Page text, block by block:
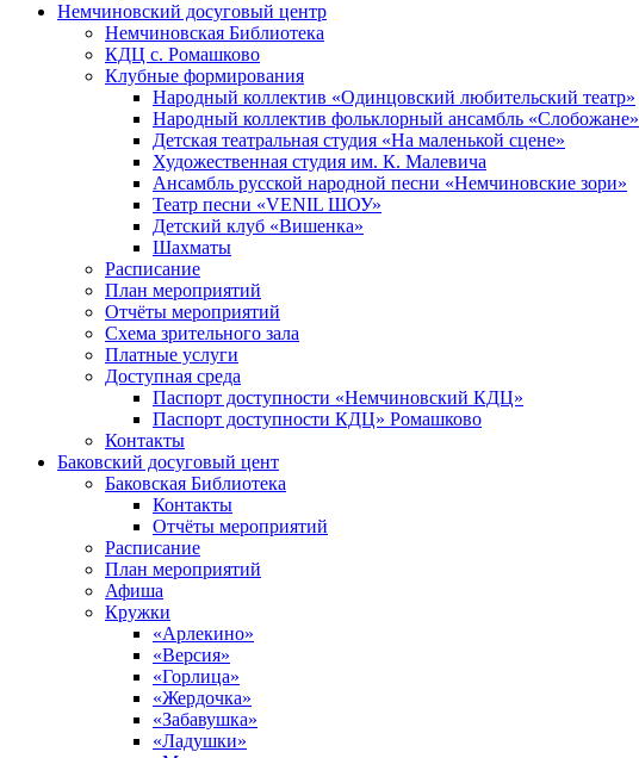
Немчиновский досуговый центр
Немчиновская Библиотека
КДЦ с. Ромашково
Клубные формирования
Народный коллектив «Одинцовский любительский театр»
Народный коллектив фольклорный ансамбль «Слобожане»
Детская театральная студия «На маленькой сцене»
Художественная студия им. К. Малевича
Ансамбль русской народной песни «Немчиновские зори»
Театр песни «VENIL ШОУ»
Детский клуб «Вишенка»
Шахматы
Расписание
План мероприятий
Отчёты мероприятий
Схема зрительного зала
Платные услуги
Доступная среда
Паспорт доступности «Немчиновский КДЦ»
Паспорт доступности КДЦ» Ромашково
Контакты
Баковский досуговый цент
Баковская Библиотека
Контакты
Отчёты мероприятий
Расписание
План мероприятий
Афиша
Кружки
«Арлекино»
«Версия»
«Горлица»
«Жердочка»
«Забавушка»
«Ладушки»